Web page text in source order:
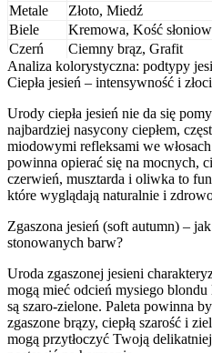
Metale
Złoto, Miedź
Biele
Kremowa, Kość
Czerń
Ciemny brąz, Grafit
Analiza kolorystyczna: podtypy
Ciepła jesień – intensywność i
Urody ciepła jesień nie da się
najbardziej nasycony ciepłem,
miodowymi refleksami we
powinna opierać się na mocnych,
czerwień, musztarda i oliwka to
które wyglądają naturalnie i
Zgaszona jesień (soft autumn) –
stonowanych barw?
Uroda zgaszonej jesieni
mogą mieć odcień mysiego blondu
są szaro-zielone. Paleta powinna
zgaszone brązy, ciepłą szarość i
mogą przytłoczyć Twoją